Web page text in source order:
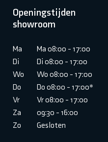
Openingstijden
showroom
Ma
Ma 08:00 - 17:00
Di
Di 08:00 - 17:00
Wo
Wo 08:00 - 17:00
Do
Do 08:00 - 17:00*
Vr
Vr 08:00 - 17:00
Za
09:30 - 16:00
Zo
Gesloten